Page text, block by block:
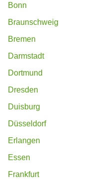
Bonn
Braunschweig
Bremen
Darmstadt
Dortmund
Dresden
Duisburg
Düsseldorf
Erlangen
Essen
Frankfurt